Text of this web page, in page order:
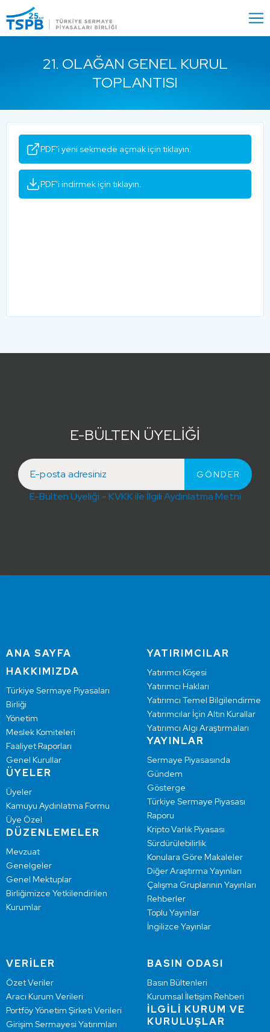
Close
21. OLAĞAN GENEL KURUL
TOPLANTISI
PDF'i yeni sekmede açmak için tıklayın.
PDF'i indirmek için tıklayın.
E-BÜLTEN ÜYELİĞİ
E-Bülten Üyeliği – KVKK ile İlgili Aydınlatma Metni
ANA SAYFA
HAKKIMIZDA
Türkiye Sermaye Piyasaları
Birliği
Yönetim
Meslek Komiteleri
Faaliyet Raporları
Genel Kurullar
ÜYELER
Üyeler
Kamuyu Aydınlatma Formu
Üye Özel
DÜZENLEMELER
Mevzuat
Genelgeler
Genel Mektuplar
Birliğimizce Yetkilendirilen
Kurumlar
YATIRIMCILAR
Yatırımcı Köşesi
Yatırımcı Hakları
Yatırımcı Temel Bilgilendirme
Yatırımcılar İçin Altın Kurallar
Yatırımcı Algı Araştırmaları
YAYINLAR
Sermaye Piyasasında
Gündem
Gösterge
Türkiye Sermaye Piyasası
Raporu
Kripto Varlık Piyasası
Sürdürülebilirlik
Konulara Göre Makaleler
Diğer Araştırma Yayınları
Çalışma Gruplarının Yayınları
Rehberler
Toplu Yayınlar
İngilizce Yayınlar
VERİLER
Özet Veriler
Aracı Kurum Verileri
Portföy Yönetim Şirketi Verileri
Girişim Sermayesi Yatırımları
BASIN ODASI
Basın Bültenleri
Kurumsal İletişim Rehberi
İLGİLİ KURUM VE
KURULUŞLAR